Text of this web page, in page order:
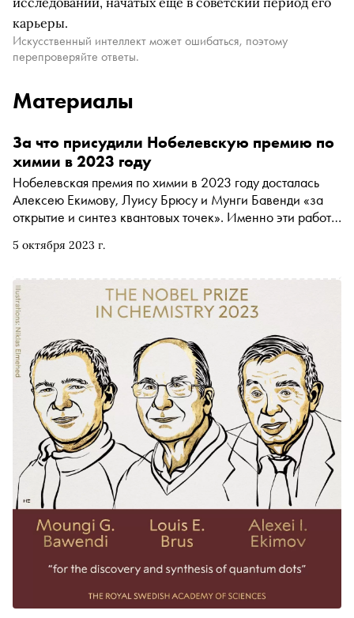
карьеры.
Искусственный интеллект может ошибаться, поэтому
перепроверяйте ответы.
Материалы
5 октября 2023 г.
За что присудили Нобелевскую премию по
химии в 2023 году
Нобелевская премия по химии в 2023 году досталась
Алексею Екимову, Луису Брюсу и Мунги Бавенди «за
открытие и синтез квантовых точек». Именно эти работы
контрастные и экономящие энергию экраны
опухолей или антител. «Сноб» рассказывает о том, как
удалось обнаружить квантовые точки, можно ли считать
Алексея Екимова российским ученым и какую ошибку
допустил Нобелевский комитет